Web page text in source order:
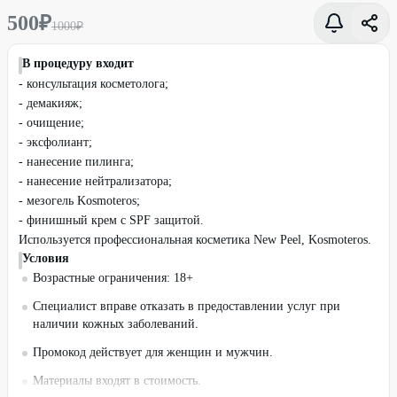
500₽1000₽
В процедуру входит
- консультация косметолога;
- демакияж;
- очищение;
- эксфолиант;
- нанесение пилинга;
- нанесение нейтрализатора;
- мезогель Kosmoteros;
- финишный крем с SPF защитой.
Используется профессиональная косметика New Peel, Kosmoteros.
Условия
Возрастные ограничения: 18+
Специалист вправе отказать в предоставлении услуг при
наличии кожных заболеваний.
Промокод действует для женщин и мужчин.
Материалы входят в стоимость.